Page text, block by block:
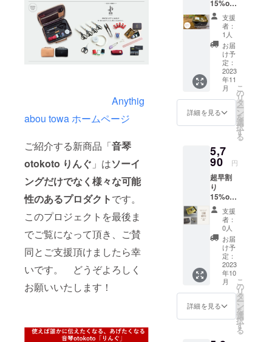
Anythig
abou towa ホームページ
ご紹介する新商品「音琴
otokoto りんぐ 」はソーイ
ングだけでなく様々な可能
性のあるプロダクトです。
このプロジェクトを最後ま
でご覧になって頂き、ご賛
同とご支援頂けましたら幸
いです。 どうぞよろしく
お願いいたします！
しま
す。 缶
サイ
ズ
H50㎜
×W132
㎜×D92
㎜
ラッピ
ング
バッ
グ
H155㎜
×D100
㎜
メッ
セージ
カード
H70㎜
×W102
ング
ケース
は付き
ません
※ラッピ
ング
バッグ
ラーは
指定出
付・フ
リーの
お針子
ケース×
１ 音琴
otokoto
「ring
」×１
(タイプ
A.Bどち
らでも
OK！）
ング
セット×
１ 通
常価格
5740円
（税込
送料
込）
→4930
円（税
込送料
込） ピ
ンクッ
ション
は指輪
と同柄
になり
※定形外
15%off
ピン
クッ
ション
付・フ
リーの
お針子
ケース×
１ 音
otokoto
「ring
」×２
（AとB
でも
OK！）
通常価
格6210
円（税
込送料
込）
→5330
円（税
込送料
込） 缶
サイ
ズ
H50㎜
×W132
㎜×D92
㎜ ピン
支援
者：
1人
お届
け予
定：
2023
年11
月
詳細を見る
こ
の
リ
タ
ー
ン
を
選
択
す
る
5,7
90 円
超早割
り
15%off
リバ
ティプ
リント
シリー
クッ
ション
付・フ
リーの
お針子
ケース×
１ 音
琴
支援
者：
0人
お届
け予
定：
2023
年10
月
詳細を見る
こ
の
リ
タ
ー
ン
を
選
択
す
る